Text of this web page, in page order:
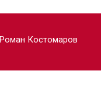
Роман Костомаров